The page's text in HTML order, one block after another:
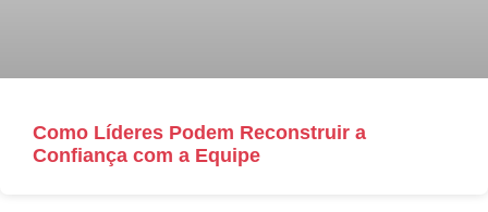
Como Líderes Podem Reconstruir a
Confiança com a Equipe